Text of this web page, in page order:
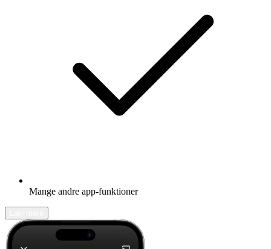
Mange andre app-funktioner